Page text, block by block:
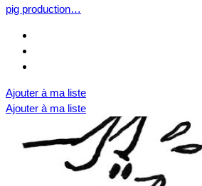
pig production…
Ajouter à ma liste
Ajouter à ma liste